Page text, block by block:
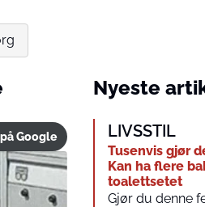
Google
Nyeste
LIVSSTIL
Tusenvis gjør
Kan ha flere
toalettsetet
Gjør du denne